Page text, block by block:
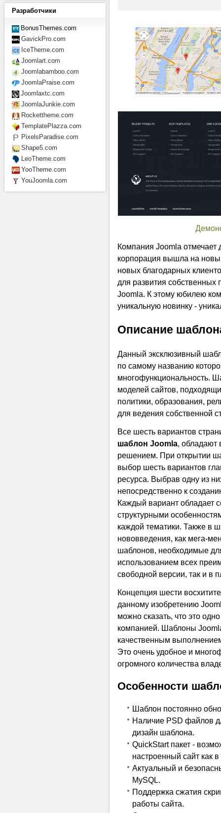
Компания Joomla отмечает
корпорация вышла на
новых благодарных
для развития собственных
Joomla. К этому юбилею
уникальную новинку -
Описание
Данный эксклюзивный
по самому названию
многофункциональность.
моделей сайтов,
политики, образования,
для ведения собственной
Все шесть вариантов
шаблон Joomla, обладают
решением. При открытии
выбор шесть вариантов
ресурса. Выбрав одну из
непосредственно к
Каждый вариант обладает
структурными
каждой тематики. Также в
нововведения, как мега-
шаблонов, необходимые
использованием всех
свободной версии, так и в
Концепция шести
данному изобретению
можно сказать, что это
компанией. Шаблоны
качественным
Это очень удобное и
огромного количества
Особенности
Шаблон постоянно
Наличие PSD файлов
дизайн шаблона.
QuickStart пакет -
настроенный сайт как
Актуальный и
MySQL.
Поддержка сжатия
работы сайта.
Разработчики
BonusThemes.com
GavickPro.com
IceTheme.com
Joomlart.com
Joomlabamboo.com
JoomlaPraise.com
Joomlaxtc.com
JoomlaJunkie.com
Rockettheme.com
TemplatePlazza.com
PixelsParadise.com
Shape5.com
LeoTheme.com
YooTheme.com
YouJoomla.com